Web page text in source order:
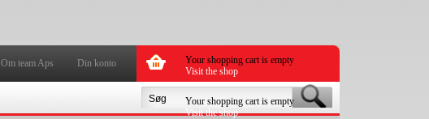
Om team Aps Din konto
Your shopping cart is empty
Visit the shop
Your shopping cart is empty
Visit the shop